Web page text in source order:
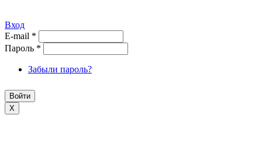
Вход
E-mail *
Пароль *
Забыли пароль?
X